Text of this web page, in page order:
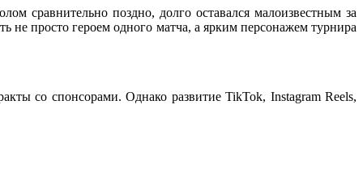
сравнительно поздно, долго оставался малоизвестным за
не просто героем одного матча, а ярким персонажем турнира
со спонсорами. Однако развитие TikTok, Instagram Reels,